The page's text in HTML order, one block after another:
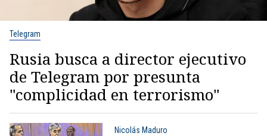
Telegram
Rusia busca a director ejecutivo
de Telegram por presunta
"complicidad en terrorismo"
Nicolás Maduro